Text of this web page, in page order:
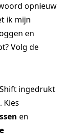
opnieuw
ik mijn
en
Volg de
ingedrukt
Kies
en